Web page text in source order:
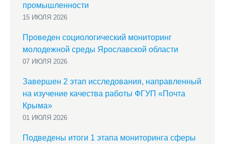
промышленности
15 ИЮЛЯ 2026
Проведен социологический мониторинг
молодежной среды Ярославской области
07 ИЮЛЯ 2026
Завершен 2 этап исследования, направленный
на изучение качества работы ФГУП «Почта
Крыма»
01 ИЮЛЯ 2026
Подведены итоги 1 этапа мониторинга сферы